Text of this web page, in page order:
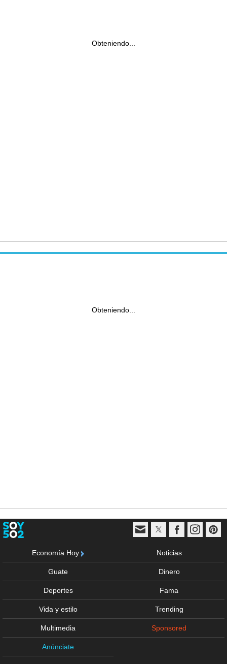
Obteniendo...
Obteniendo...
Economía Hoy Noticias
Guate Dinero
Deportes Fama
Vida y estilo Trending
Multimedia Sponsored
Anúnciate